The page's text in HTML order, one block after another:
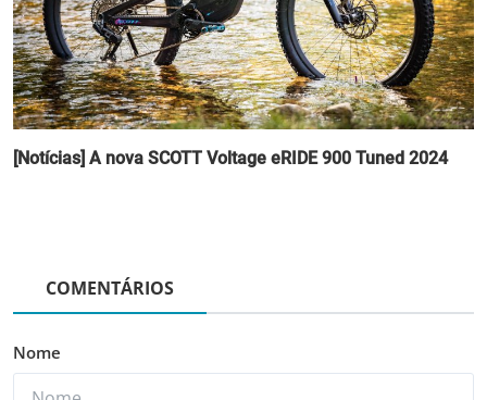
[Notícias] A nova SCOTT Voltage eRIDE 900 Tuned 2024
COMENTÁRIOS
Nome